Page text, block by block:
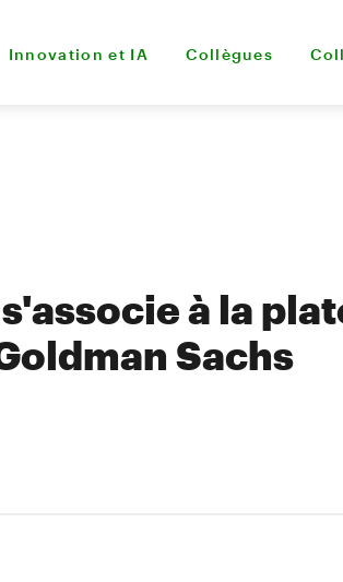
Innovation et IA Collègues
à la
Sachs